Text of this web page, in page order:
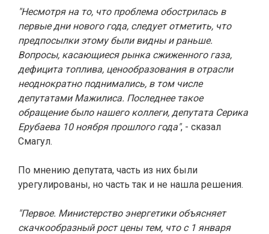
"Несмотря на то, что проблема обострилась в
первые дни нового года, следует отметить, что
предпосылки этому были видны и раньше.
Вопросы, касающиеся рынка сжиженного газа,
дефицита топлива, ценообразования в отрасли
неоднократно поднимались, в том числе
депутатами Мажилиса. Последнее такое
обращение было нашего коллеги, депутата Серика
Ерубаева 10 ноября прошлого года", - сказал
Смагул.
По мнению депутата, часть из них были
урегулированы, но часть так и не нашла решения.
"Первое. Министерство энергетики объясняет
скачкообразный рост цены тем, что с 1 января